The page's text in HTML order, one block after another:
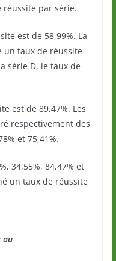
réussite par série.
est de 58,99%. La
un taux de réussite
série D, le taux de
est de 89,47%. Les
respectivement des
et 75,41%.
34,55%, 84,47% et
un taux de réussite
au